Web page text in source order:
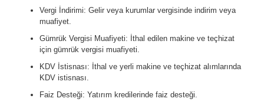
Vergi İndirimi: Gelir veya kurumlar vergisinde indirim veya
muafiyet.
Gümrük Vergisi Muafiyeti: İthal edilen makine ve teçhizat
için gümrük vergisi muafiyeti.
KDV İstisnası: İthal ve yerli makine ve teçhizat alımlarında
KDV istisnası.
Faiz Desteği: Yatırım kredilerinde faiz desteği.